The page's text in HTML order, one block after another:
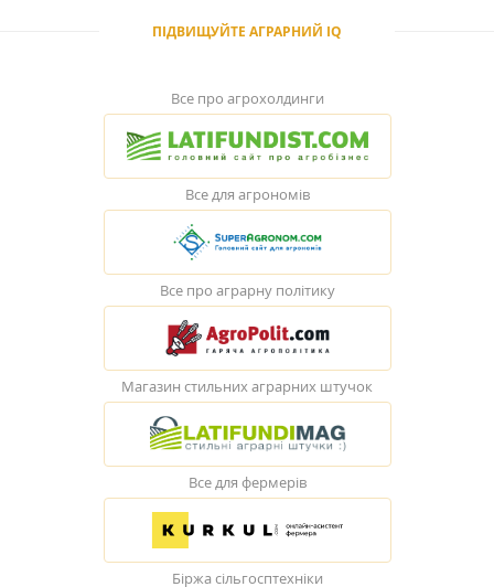
ПІДВИЩУЙТЕ АГРАРНИЙ IQ
Все про агрохолдинги
Все для агрономів
Все про аграрну політику
Магазин стильних аграрних штучок
Все для фермерів
Біржа сільгосптехніки